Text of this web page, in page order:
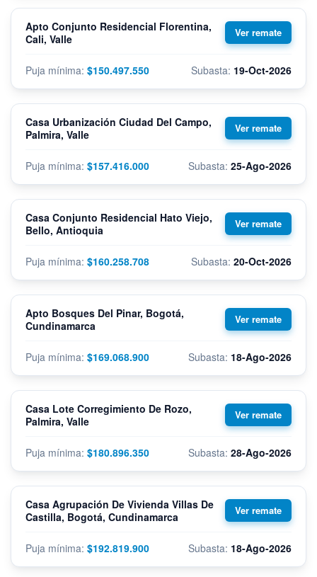
$150.497.550
Apto Conjunto Residencial Florentina,
Cali, Valle
19-Oct-2026
$157.416.000
Casa Urbanización Ciudad Del Campo,
Palmira, Valle
25-Ago-2026
$160.258.708
Casa Conjunto Residencial Hato Viejo,
Bello, Antioquia
20-Oct-2026
$169.068.900
Apto Bosques Del Pinar, Bogotá,
Cundinamarca
18-Ago-2026
$180.896.350
Casa Lote Corregimiento De Rozo,
Palmira, Valle
28-Ago-2026
$192.819.900
Casa Agrupación De Vivienda Villas De
Castilla, Bogotá, Cundinamarca
18-Ago-2026